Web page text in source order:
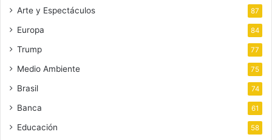
Arte y Espectáculos 87
Europa 84
Trump 77
Medio Ambiente 75
Brasil 74
Banca 61
Educación 58